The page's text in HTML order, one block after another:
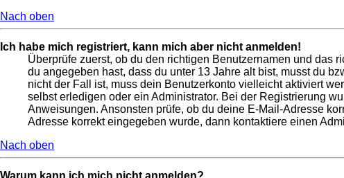
Nach oben
Ich habe mich registriert, kann mich aber nicht anmelden!
Überprüfe zuerst, ob du den richtigen Benutzernamen und das
du angegeben hast, dass du unter 13 Jahre alt bist, musst du
nicht der Fall ist, muss dein Benutzerkonto vielleicht aktiviert
selbst erledigen oder ein Administrator. Bei der Registrierung
Anweisungen. Ansonsten prüfe, ob du deine E-Mail-Adresse
Adresse korrekt eingegeben wurde, dann kontaktiere einen
Nach oben
Warum kann ich mich nicht anmelden?